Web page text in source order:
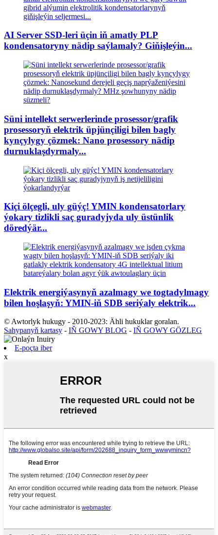
AI Server SSD-leri üçin iň amatly PLP
kondensatoryny nädip saýlamaly? Giňişleýin...
Süni intellekt serwerlerinde prosessor/grafik
prosessoryň elektrik üpjünçiligi bilen bagly
kynçylygy çözmek: Nano prosessory nädip
durnuklaşdyrmaly...
Kiçi ölçegli, uly güýç! YMIN kondensatorlary
ýokary tizlikli saç guradyjyda uly üstünlik
döredýär...
Elektrik energiýasynyň azalmagy we togtadylmagy
bilen hoşlaşyň: YMIN-iň SDB seriýaly elektrik...
© Awtorlyk hukugy - 2010-2023: Ähli hukuklar goralan.
Sahypanyň kartasy - IŇ GOWY BLOG - IŇ GOWY GÖZLEG
E-poçta iber
x